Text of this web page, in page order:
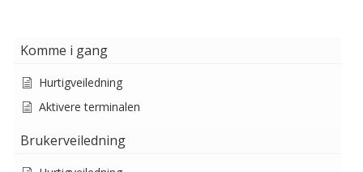
Komme i gang
Hurtigveiledning
Aktivere terminalen
Brukerveiledning